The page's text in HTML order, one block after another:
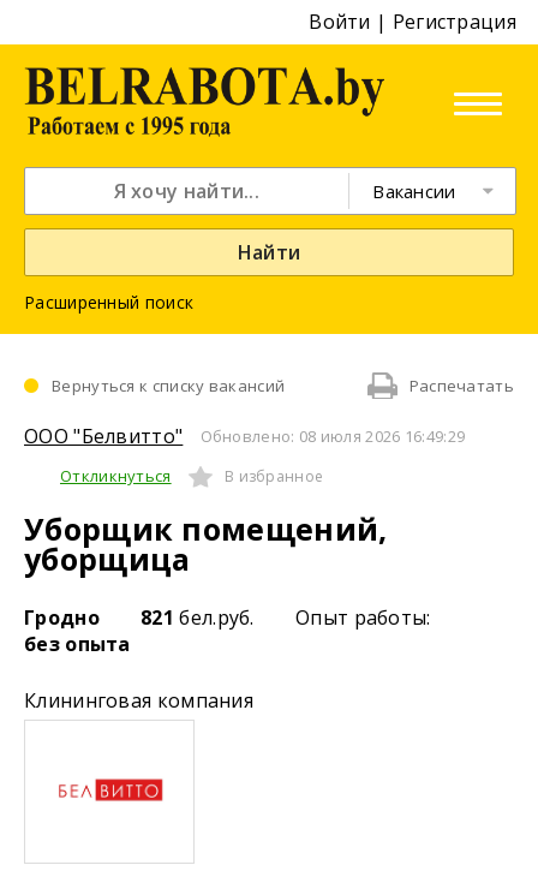
Войти | Регистрация
Вакансии
Найти
Расширенный поиск
Вернуться к списку вакансий Распечатать
ООО "Белвитто"
Обновлено: 08 июля 2026 16:49:29
Откликнуться
В избранное
Уборщик помещений,
уборщица
Гродно 821 бел.руб.
Опыт работы:
без опыта
Клининговая компания